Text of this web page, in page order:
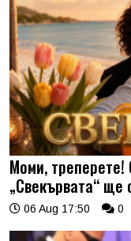
Моми, треперете!
„Свекървата“ ще
06 Aug 17:50 0